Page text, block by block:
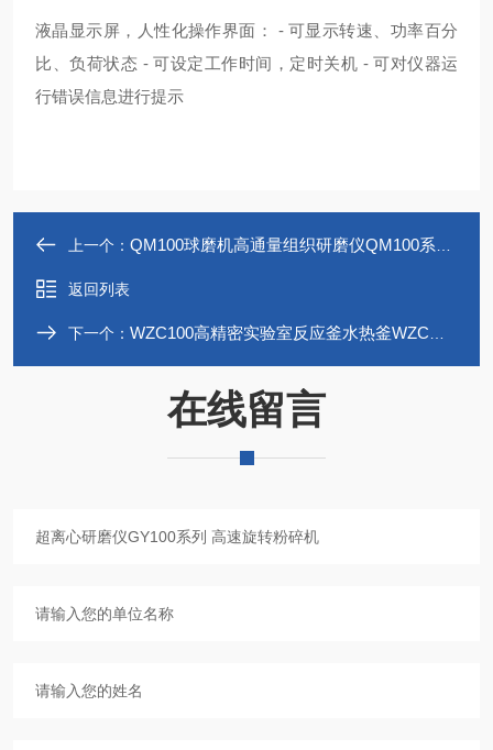
液晶显示屏，人性化操作界面： - 可显示转速、功率百分
比、负荷状态 - 可设定工作时间，定时关机 - 可对仪器运
行错误信息进行提示
上一个： QM100球磨机高通量组织研磨仪QM100系列厂方直销冷冻研磨仪
返回列表
下一个： WZC100高精密实验室反应釜水热釜WZC系列高压釜
在线留言